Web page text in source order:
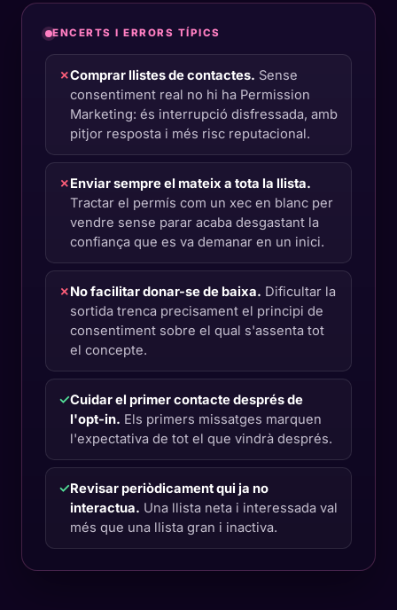
ENCERTS I ERRORS TÍPICS
✗Comprar llistes de contactes. Sense
consentiment real no hi ha Permission
Marketing: és interrupció disfressada, amb
pitjor resposta i més risc reputacional.
✗Enviar sempre el mateix a tota la llista.
Tractar el permís com un xec en blanc per
vendre sense parar acaba desgastant la
confiança que es va demanar en un inici.
✗No facilitar donar-se de baixa. Dificultar la
sortida trenca precisament el principi de
consentiment sobre el qual s'assenta tot
el concepte.
✓Cuidar el primer contacte després de
l'opt-in. Els primers missatges marquen
l'expectativa de tot el que vindrà després.
✓Revisar periòdicament qui ja no
interactua. Una llista neta i interessada val
més que una llista gran i inactiva.